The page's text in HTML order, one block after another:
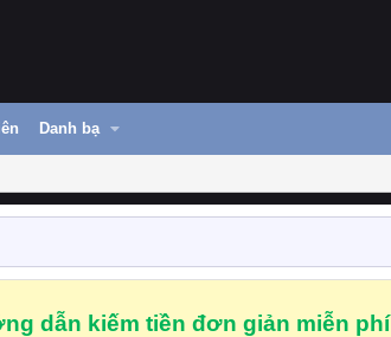
Danh bạ
dẫn kiếm tiền đơn giản miễn phí